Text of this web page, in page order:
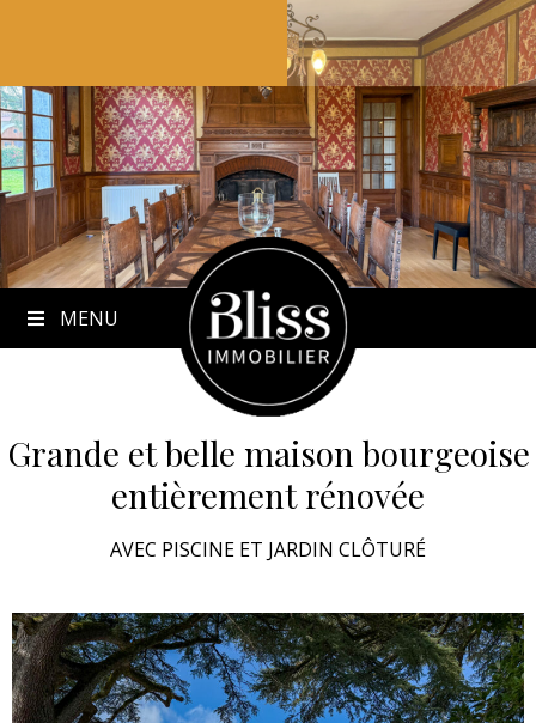
MENU
Grande et belle maison bourgeoise
entièrement rénovée
AVEC PISCINE ET JARDIN CLÔTURÉ